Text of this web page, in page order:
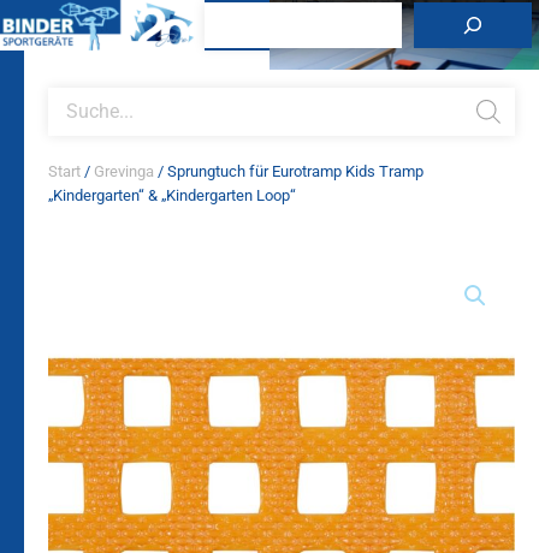
Inhalt
search
Start / Grevinga / Sprungtuch für Eurotramp Kids Tramp
„Kindergarten“ & „Kindergarten Loop“
Tramp
"Kindergarten"
"Kindergarten
Loop"
Menge